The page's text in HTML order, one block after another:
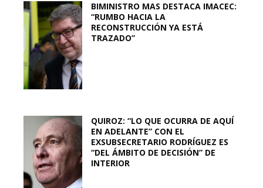
BIMINISTRO MAS DESTACA IMACEC:
“RUMBO HACIA LA
RECONSTRUCCIÓN YA ESTÁ
TRAZADO”
QUIROZ: “LO QUE OCURRA DE AQUÍ
EN ADELANTE” CON EL
EXSUBSECRETARIO RODRÍGUEZ ES
“DEL ÁMBITO DE DECISIÓN” DE
INTERIOR